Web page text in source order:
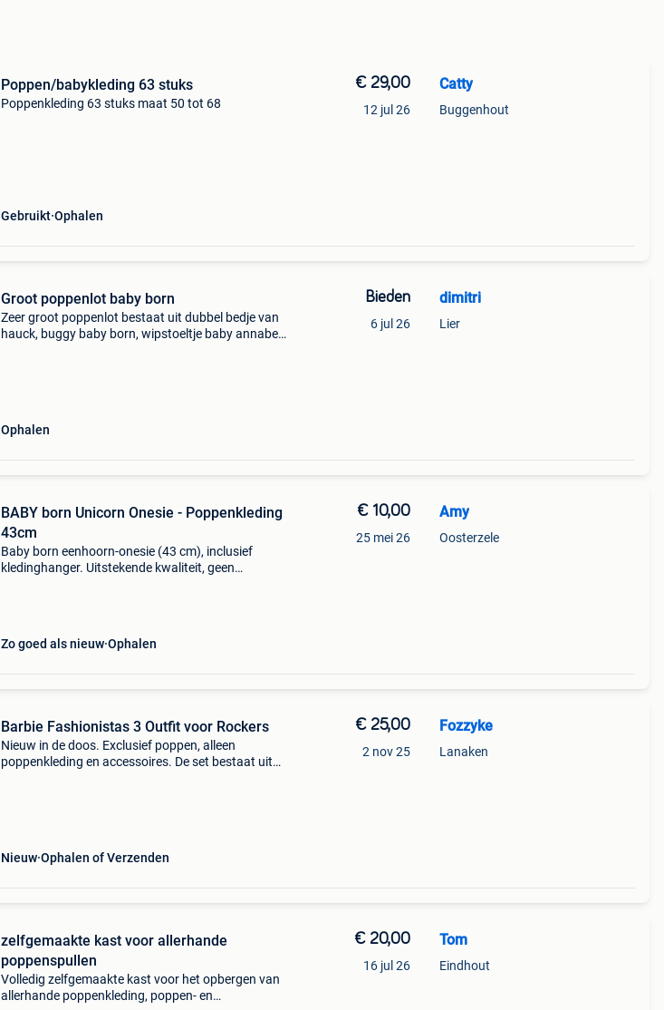
Poppen/babykleding 63 stuks
Poppenkleding 63 stuks maat 50 tot 68
Gebruikt Ophalen
€ 29,00
12 jul 26
Catty
Buggenhout
Groot poppenlot baby born
Zeer groot poppenlot bestaat uit dubbel bedje van
hauck, buggy baby born, wipstoeltje baby annabell,
Ophalen
Bieden
6 jul 26
dimitri
Lier
BABY born Unicorn Onesie - Poppenkleding
43cm
Baby born eenhoorn-onesie (43 cm), inclusief
kledinghanger. Uitstekende kwaliteit, geen
Zo goed als nieuw Ophalen
€ 10,00
25 mei 26
Amy
Oosterzele
Barbie Fashionistas 3 Outfit voor Rockers
Nieuw in de doos. Exclusief poppen, alleen
poppenkleding en accessoires. De set bestaat uit
Nieuw Ophalen of Verzenden
€ 25,00
2 nov 25
Fozzyke
Lanaken
zelfgemaakte kast voor allerhande
poppenspullen
Volledig zelfgemaakte kast voor het opbergen van
allerhande poppenkleding, poppen- en
€ 20,00
16 jul 26
Tom
Eindhout